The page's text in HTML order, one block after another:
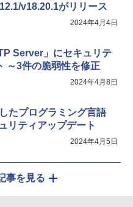
v18.20.1がリリース
2024年4月4日
Server」にセキュリテ
～3件の脆弱性を修正
2024年4月8日
たプログラミング言語
リティアップデート
2024年4月5日
事を見る